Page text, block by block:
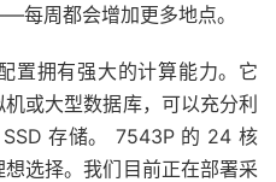
每周都会增加更多地点。
置拥有强大的计算能力。它
或大型数据库，可以充分利
存储。 7543P 的 24 核
选择。我们目前正在部署采